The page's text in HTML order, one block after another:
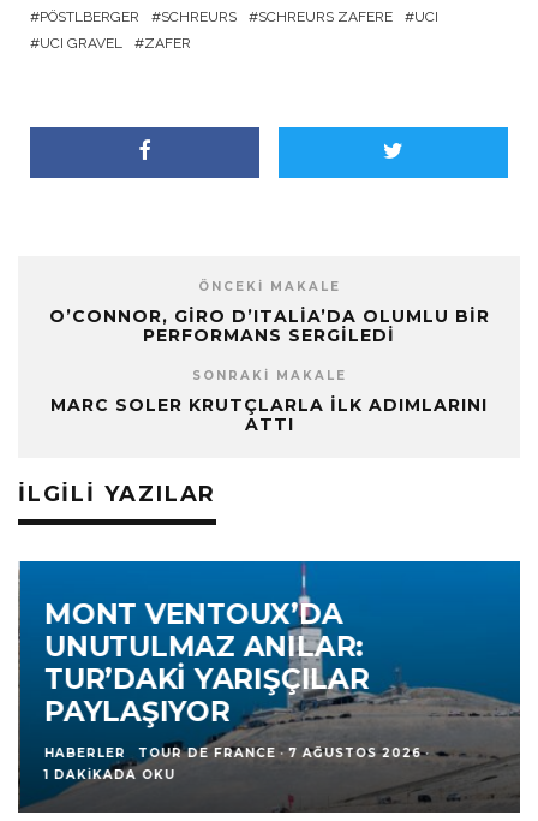
PÖSTLBERGER
SCHREURS SCHREURS ZAFERE
UCI
UCI GRAVEL
ZAFER
ÖNCEKI MAKALE
O’CONNOR, GIRO D’ITALIA’DA OLUMLU BIR
PERFORMANS SERGILEDI
SONRAKI MAKALE
MARC SOLER KRUTÇLARLA İLK ADIMLARINI
ATTI
İLGILI YAZILAR
MONT VENTOUX’DA
UNUTULMAZ ANILAR:
TUR’DAKI YARIŞÇILAR
PAYLAŞIYOR
HABERLER TOUR DE FRANCE · 7 AĞUSTOS 2026 ·
1 DAKIKADA OKU